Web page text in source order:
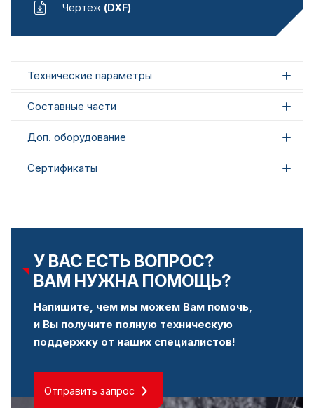
Чертёж (DXF)
Технические параметры
Составные части
Доп. оборудование
Сертификаты
У ВАС ЕСТЬ ВОПРОС?
ВАМ НУЖНА ПОМОЩЬ?
Напишите, чем мы можем Вам помочь,
и Вы получите полную техническую
поддержку от наших специалистов!
Отправить запрос